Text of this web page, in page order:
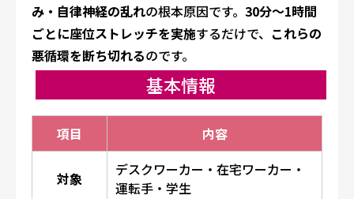
み・自律神経の乱れの根本原因です。 30分〜1時間
ごとに座位ストレッチを実施するだけで、 これらの
悪循環を断ち切れるのです。
基本情報
項目 内容
対象
デスクワーカー・在宅ワーカー・
運転手・学生